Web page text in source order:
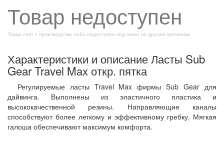
Товар недоступен
Товар снят с производства либо недоступен под заказ по другим причинам
Характеристики и описание Ласты Sub
Gear Travel Max откр. пятка
Регулируемые ласты Travel Max фирмы Sub Gear для
дайвинга. Выполнены из эластичного пластика и
высококачественной резины. Направляющие каналы
способствуют более легкому и эффективному гребку. Мягкая
галоша обеспечивают максимум комфорта.